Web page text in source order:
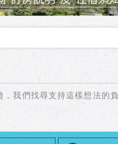
我們找尋支持這樣想法的負